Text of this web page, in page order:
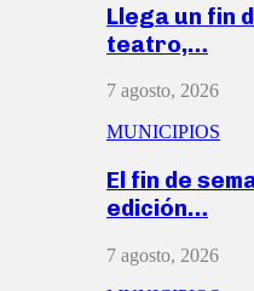
Llega un fin
teatro,…
7 agosto, 2026
MUNICIPIOS
El fin de
edición…
7 agosto, 2026